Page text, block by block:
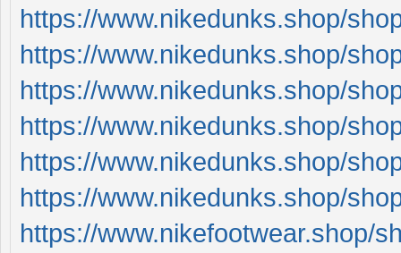
https://www.nikedunks.shop/
https://www.nikedunks.shop/
https://www.nikedunks.shop/
https://www.nikedunks.shop/
https://www.nikedunks.shop/
https://www.nikedunks.shop/
https://www.nikefootwear.shop/